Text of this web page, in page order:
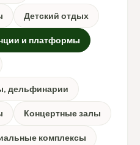
Детский отдых
и платформы
дельфинарии
Концертные залы
комплексы